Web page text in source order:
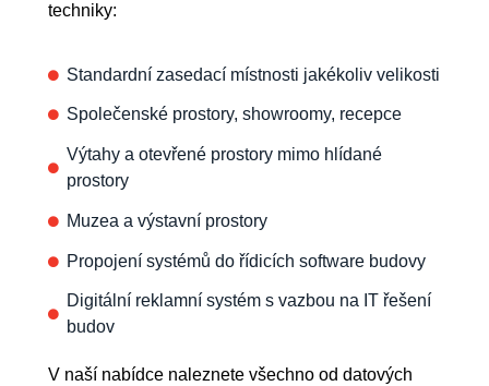
techniky:
Standardní zasedací místnosti jakékoliv velikosti
Společenské prostory, showroomy, recepce
Výtahy a otevřené prostory mimo hlídané
prostory
Muzea a výstavní prostory
Propojení systémů do řídicích software budovy
Digitální reklamní systém s vazbou na IT řešení
budov
V naší nabídce naleznete všechno od datových